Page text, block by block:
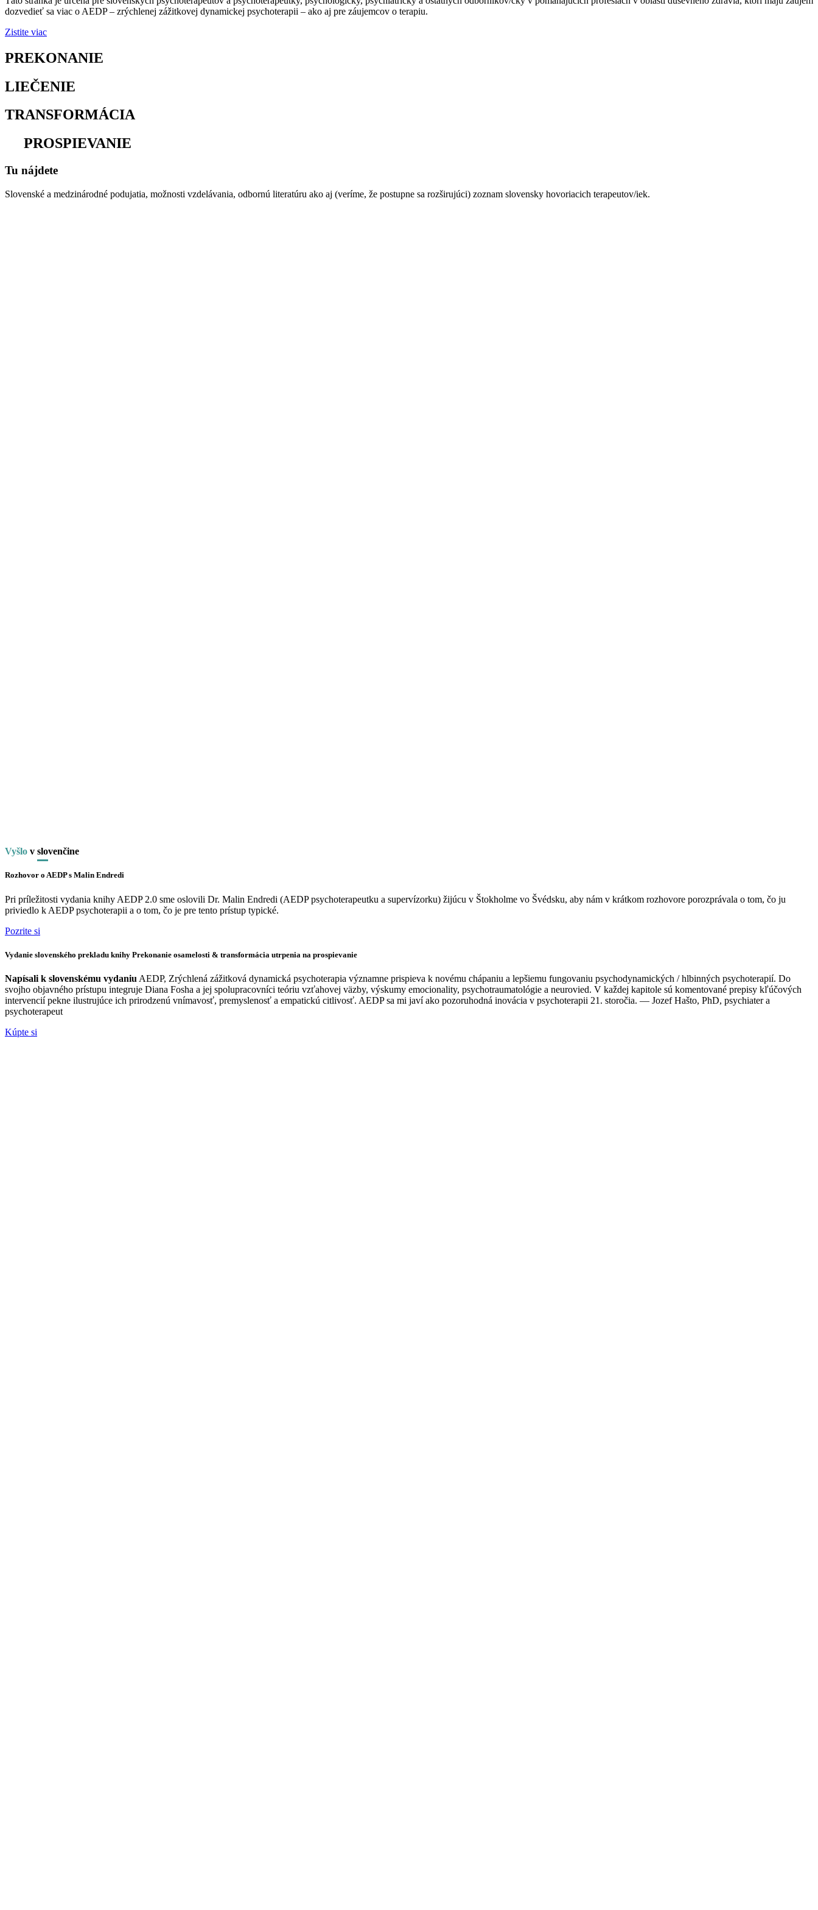
dozvedieť sa viac o AEDP – zrýchlenej zážitkovej dynamickej psychoterapii – ako aj pre záujemcov o terapiu.
Zistite viac
PREKONANIE
LIEČENIE
TRANSFORMÁCIA
PROSPIEVANIE
Tu nájdete
Slovenské a medzinárodné podujatia, možnosti vzdelávania, odbornú literatúru ako aj (veríme, že postupne sa rozširujúci) zoznam slovensky hovoriacich terapeutov/iek.
Vyšlo v slovenčine
Rozhovor o AEDP s Malin Endredi
Pri príležitosti vydania knihy AEDP 2.0 sme oslovili Dr. Malin Endredi (AEDP psychoterapeutku a supervízorku) žijúcu v Štokholme vo Švédsku, aby nám v krátkom rozhovore porozprávala o tom, čo ju
priviedlo k AEDP psychoterapii a o tom, čo je pre tento prístup typické.
Pozrite si
Vydanie slovenského prekladu knihy Prekonanie osamelosti & transformácia utrpenia na prospievanie
Napísali k slovenskému vydaniu AEDP, Zrýchlená zážitková dynamická psychoterapia významne prispieva k novému chápaniu a lepšiemu fungovaniu psychodynamických / hlbinných psychoterapií. Do
svojho objavného prístupu integruje Diana Fosha a jej spolupracovníci teóriu vzťahovej väzby, výskumy emocionality, psychotraumatológie a neurovied. V každej kapitole sú komentované prepisy kľúčových
intervencií pekne ilustrujúce ich prirodzenú vnímavosť, premyslenosť a empatickú citlivosť. AEDP sa mi javí ako pozoruhodná inovácia v psychoterapii 21. storočia. — Jozef Hašto, PhD, psychiater a
psychoterapeut
Kúpte si